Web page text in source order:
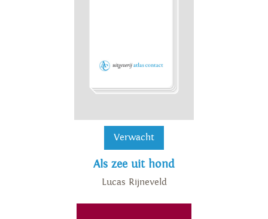
Verwacht
Als zee uit hond
Lucas Rijneveld